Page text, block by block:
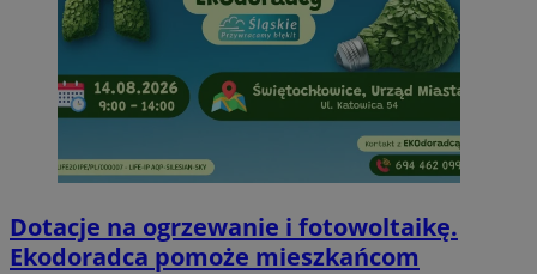
Dotacje na ogrzewanie i fotowoltaikę.
Ekodoradca pomoże mieszkańcom